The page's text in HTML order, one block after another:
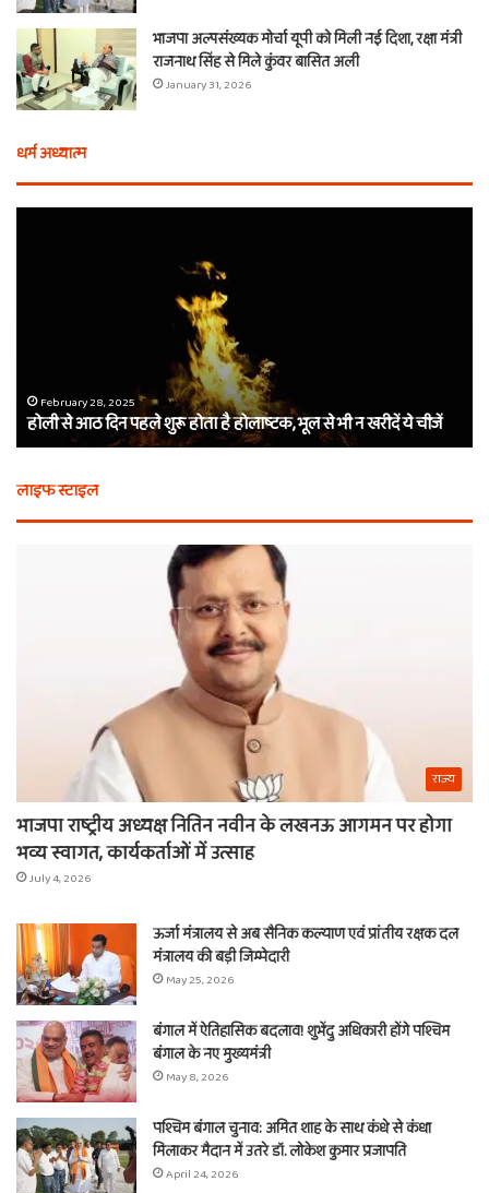
भाजपा अल्पसंख्यक मोर्चा यूपी को मिली नई दिशा, रक्षा मंत्री
राजनाथ सिंह से मिले कुंवर बासित अली
January 31, 2026
धर्म अध्यात्म
होलाष्टक,
भूल
से
न
खरीदें
February 28, 2025
होली से आठ दिन पहले शुरू होता है होलाष्टक, भूल से भी न खरीदें ये चीजें
लाइफ स्टाइल
राज्य
भाजपा राष्ट्रीय अध्यक्ष नितिन नवीन के लखनऊ आगमन पर होगा
भव्य स्वागत, कार्यकर्ताओं में उत्साह
July 4, 2026
ऊर्जा मंत्रालय से अब सैनिक कल्याण एवं प्रांतीय रक्षक दल
मंत्रालय की बड़ी जिम्मेदारी
May 25, 2026
बंगाल में ऐतिहासिक बदलाव! शुभेंदु अधिकारी होंगे पश्चिम
बंगाल के नए मुख्यमंत्री
May 8, 2026
पश्चिम बंगाल चुनाव: अमित शाह के साथ कंधे से कंधा
मिलाकर मैदान में उतरे डॉ. लोकेश कुमार प्रजापति
April 24, 2026